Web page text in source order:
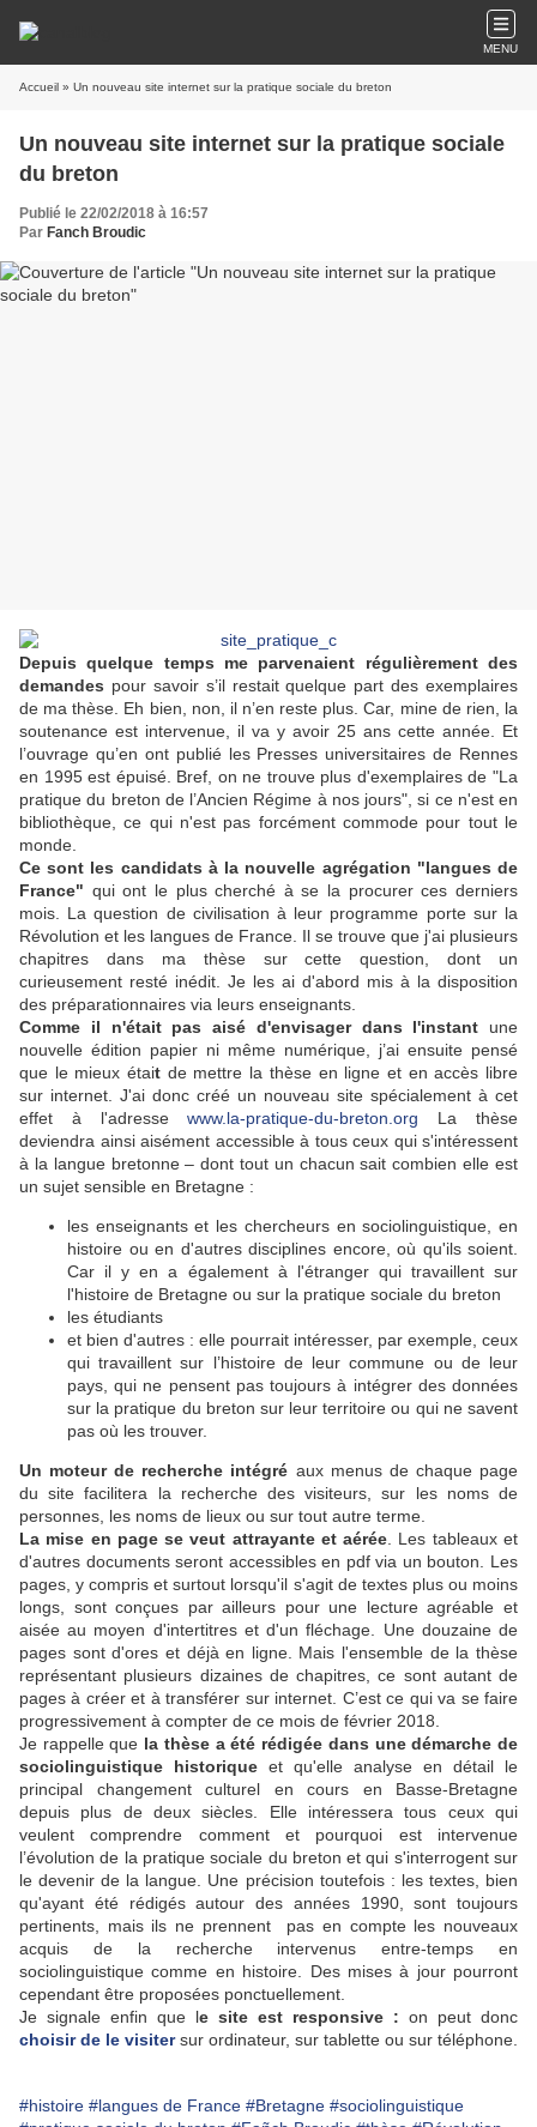
MENU
Accueil » Un nouveau site internet sur la pratique sociale du breton
Un nouveau site internet sur la pratique sociale
du breton
Publié le 22/02/2018 à 16:57
Par Fanch Broudic
Depuis quelque temps me parvenaient régulièrement des
demandes pour savoir s’il restait quelque part des exemplaires
de ma thèse. Eh bien, non, il n’en reste plus. Car, mine de rien, la
soutenance est intervenue, il va y avoir 25 ans cette année. Et
l’ouvrage qu’en ont publié les Presses universitaires de Rennes
en 1995 est épuisé. Bref, on ne trouve plus d'exemplaires de "La
pratique du breton de l’Ancien Régime à nos jours", si ce n'est en
bibliothèque, ce qui n'est pas forcément commode pour tout le
monde.
Ce sont les candidats à la nouvelle agrégation "langues de
France" qui ont le plus cherché à se la procurer ces derniers
mois. La question de civilisation à leur programme porte sur la
Révolution et les langues de France. Il se trouve que j'ai plusieurs
chapitres dans ma thèse sur cette question, dont un
curieusement resté inédit. Je les ai d'abord mis à la disposition
des préparationnaires via leurs enseignants.
Comme il n'était pas aisé d'envisager dans l'instant une
nouvelle édition papier ni même numérique, j’ai ensuite pensé
que le mieux était de mettre la thèse en ligne et en accès libre
sur internet. J'ai donc créé un nouveau site spécialement à cet
effet à l'adressewww.la-pratique-du-breton.org La thèse
deviendra ainsi aisément accessible à tous ceux qui s'intéressent
à la langue bretonne – dont tout un chacun sait combien elle est
un sujet sensible en Bretagne :
les enseignants et les chercheurs en sociolinguistique, en
histoire ou en d'autres disciplines encore, où qu'ils soient.
Car il y en a également à l'étranger qui travaillent sur
l'histoire de Bretagne ou sur la pratique sociale du breton
les étudiants
et bien d'autres : elle pourrait intéresser, par exemple, ceux
qui travaillent sur l’histoire de leur commune ou de leur
pays, qui ne pensent pas toujours à intégrer des données
sur la pratique du breton sur leur territoire ou qui ne savent
pas où les trouver.
Un moteur de recherche intégré aux menus de chaque page
du site facilitera la recherche des visiteurs, sur les noms de
personnes, les noms de lieux ou sur tout autre terme.
La mise en page se veut attrayante et aérée . Les tableaux et
d'autres documents seront accessibles en pdf via un bouton. Les
pages, y compris et surtout lorsqu'il s'agit de textes plus ou moins
longs, sont conçues par ailleurs pour une lecture agréable et
aisée au moyen d'intertitres et d'un fléchage. Une douzaine de
pages sont d'ores et déjà en ligne. Mais l'ensemble de la thèse
représentant plusieurs dizaines de chapitres, ce sont autant de
pages à créer et à transférer sur internet. C’est ce qui va se faire
progressivement à compter de ce mois de février 2018.
Je rappelle que la thèse a été rédigée dans une démarche de
sociolinguistique historique et qu'elle analyse en détail le
principal changement culturel en cours en Basse-Bretagne
depuis plus de deux siècles. Elle intéressera tous ceux qui
veulent comprendre comment et pourquoi est intervenue
l’évolution de la pratique sociale du breton et qui s'interrogent sur
le devenir de la langue. Une précision toutefois : les textes, bien
qu'ayant été rédigés autour des années 1990, sont toujours
pertinents, mais ils ne prennent pas en compte les nouveaux
acquis de la recherche intervenus entre-temps en
sociolinguistique comme en histoire. Des mises à jour pourront
cependant être proposées ponctuellement.
Je signale enfin que le site est responsive : on peut donc
choisir de le visitersur ordinateur, sur tablette ou sur téléphone.
#histoire #langues de France #Bretagne #sociolinguistique